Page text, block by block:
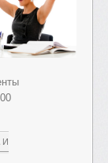
И